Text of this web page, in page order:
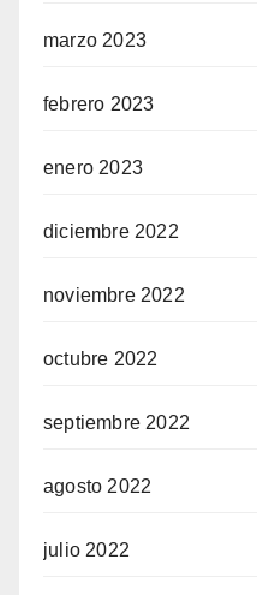
marzo 2023
febrero 2023
enero 2023
diciembre 2022
noviembre 2022
octubre 2022
septiembre 2022
agosto 2022
julio 2022